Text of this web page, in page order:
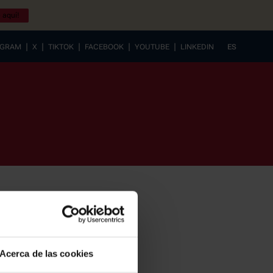
Acerca de las cookies
aquí!
| X | TIKTOK | FACEBOOK | YOUTUBE | LINKEDIN
ES